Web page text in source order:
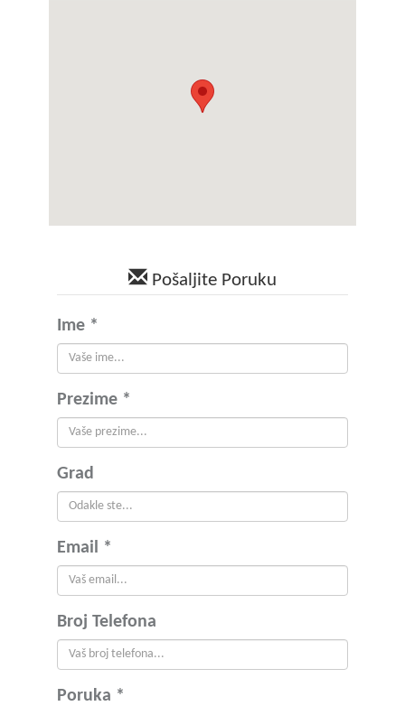
Pošaljite Poruku
Ime *
Prezime *
Grad
Email *
Broj Telefona
Poruka *